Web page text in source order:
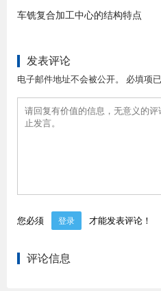
车铣复合加工中心的结构特点
发表评论
电子邮件地址不会被公开。 必填项
您必须 登录 才能发表评论！
评论信息